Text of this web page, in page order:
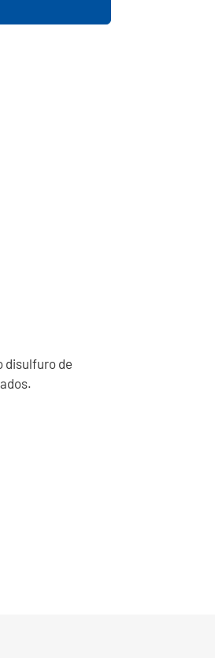
disulfuro de